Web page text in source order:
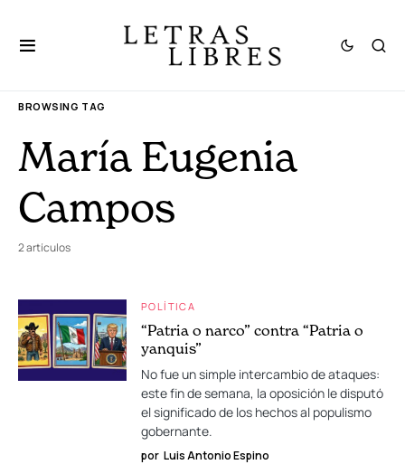
BROWSING TAG
María Eugenia
Campos
2 artículos
POLÍTICA
“Patria o narco” contra “Patria o
yanquis”
No fue un simple intercambio de ataques:
este fin de semana, la oposición le disputó
el significado de los hechos al populismo
gobernante.
por Luis Antonio Espino